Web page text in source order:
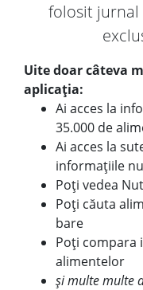
folosit
Uite doar câteva
aplicația:
Ai acces la
35.000 de
Ai acces la
informațiile
Poți vedea
Poți căuta
bare
Poți compara
alimentelor
și multe multe